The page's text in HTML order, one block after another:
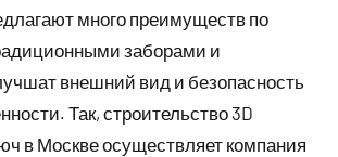
много преимуществ по
заборами и
внешний вид и безопасность
Так, строительство 3D
в Москве осуществляет компания